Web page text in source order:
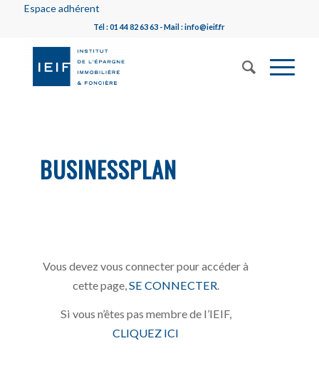
Espace adhérent
Tél : 01 44 82 63 63 - Mail : info@ieif.fr
BUSINESSPLAN
Vous devez vous connecter pour accéder à
cette page, SE CONNECTER
Si vous n’êtes pas membre de l’IEIF,
CLIQUEZ ICI